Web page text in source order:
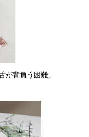
が背負う困難」